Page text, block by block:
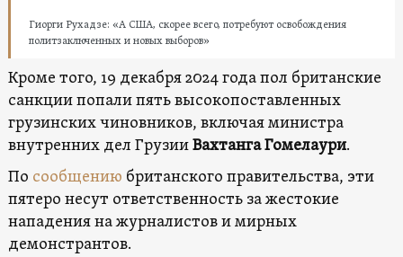
Гиорги Рухадзе: «А США, скорее всего, потребуют освобождения
политзаключенных и новых выборов»
Кроме того, 19 декабря 2024 года пол британские
санкции попали пять высокопоставленных
грузинских чиновников, включая министра
внутренних дел ГрузииВахтанга Гомелаури.
По сообщению британского правительства, эти
пятеро несут ответственность за жестокие
нападения на журналистов и мирных
демонстрантов.